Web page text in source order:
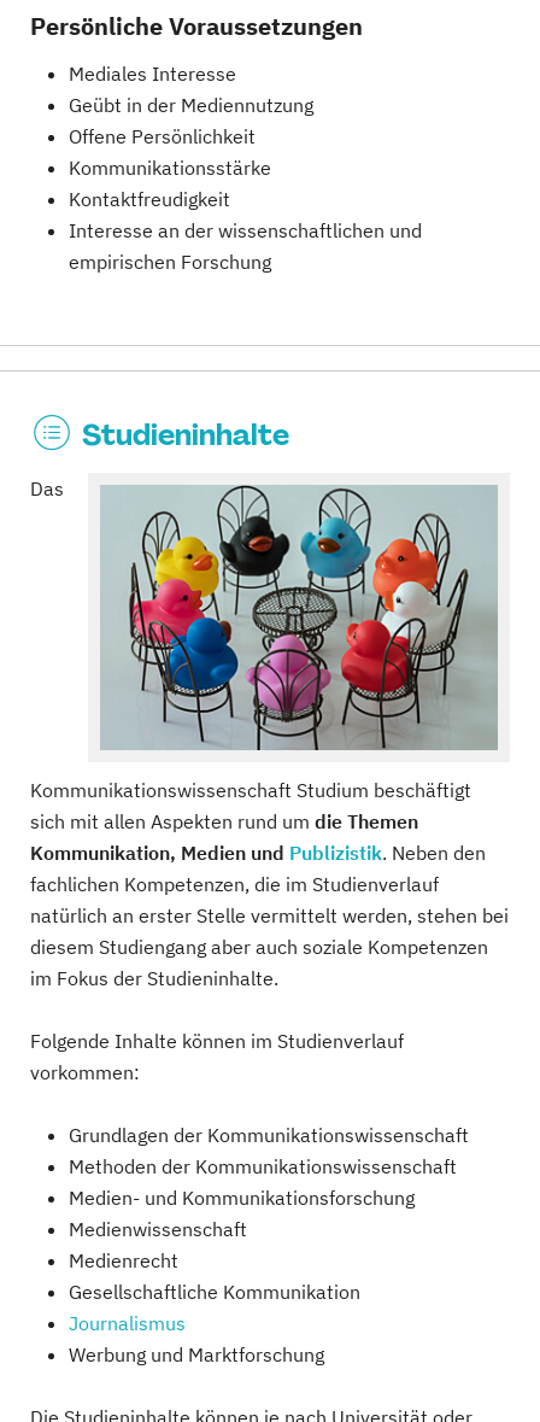
Persönliche Voraussetzungen
Mediales Interesse
Geübt in der Mediennutzung
Offene Persönlichkeit
Kommunikationsstärke
Kontaktfreudigkeit
Interesse an der wissenschaftlichen und
empirischen Forschung
Studieninhalte
Das
Kommunikationswissenschaft Studium beschäftigt
sich mit allen Aspekten rund um die Themen
Kommunikation, Medien und Publizistik. Neben den
fachlichen Kompetenzen, die im Studienverlauf
natürlich an erster Stelle vermittelt werden, stehen bei
diesem Studiengang aber auch soziale Kompetenzen
im Fokus der Studieninhalte.
Folgende Inhalte können im Studienverlauf
vorkommen:
Grundlagen der Kommunikationswissenschaft
Methoden der Kommunikationswissenschaft
Medien- und Kommunikationsforschung
Medienwissenschaft
Medienrecht
Gesellschaftliche Kommunikation
Journalismus
Werbung und Marktforschung
Die Studieninhalte können je nach Universität oder